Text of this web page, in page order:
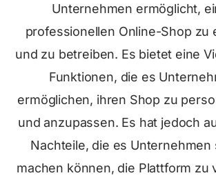
Unternehmen ermöglicht,
professionellen Online-Shop zu
und zu betreiben. Es bietet eine
Funktionen, die es
ermöglichen, ihren Shop zu
und anzupassen. Es hat jedoch
Nachteile, die es Unternehmen
machen können, die Plattform zu